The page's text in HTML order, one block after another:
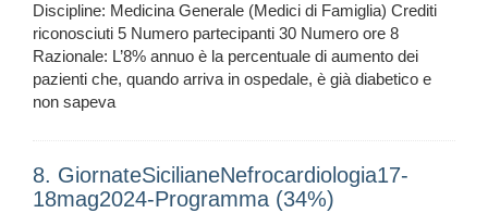
Discipline: Medicina Generale (Medici di Famiglia) Crediti
riconosciuti 5 Numero partecipanti 30 Numero ore 8
Razionale: L’8% annuo è la percentuale di aumento dei
pazienti che, quando arriva in ospedale, è già diabetico e
non sapeva
8. GiornateSicilianeNefrocardiologia17-
18mag2024-Programma (34%)